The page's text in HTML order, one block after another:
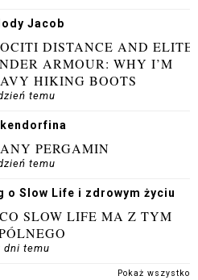
Jacob
DISTANCE AND ELITE
ARMOUR: WHY I’M
HIKING BOOTS
temu
PERGAMIN
temu
o Slow Life i zdrowym życiu
SLOW LIFE MA Z TYM
dni temu
Pokaż wszystko